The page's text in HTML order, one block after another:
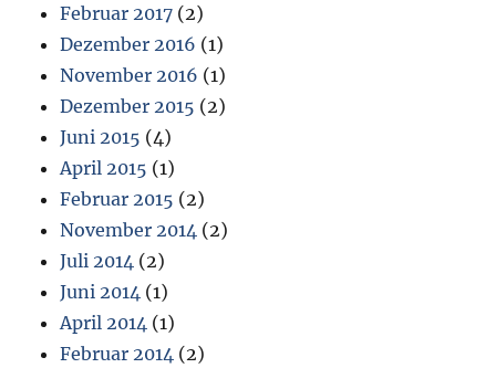
Februar 2017 (2)
Dezember 2016 (1)
November 2016 (1)
Dezember 2015 (2)
Juni 2015 (4)
April 2015 (1)
Februar 2015 (2)
November 2014 (2)
Juli 2014 (2)
Juni 2014 (1)
April 2014 (1)
Februar 2014 (2)